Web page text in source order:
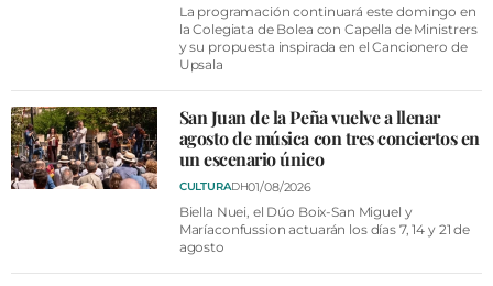
La programación continuará este domingo en
la Colegiata de Bolea con Capella de Ministrers
y su propuesta inspirada en el Cancionero de
Upsala
San Juan de la Peña vuelve a llenar
agosto de música con tres conciertos en
un escenario único
CULTURADH01/08/2026
Biella Nuei, el Dúo Boix-San Miguel y
Maríaconfussion actuarán los días 7, 14 y 21 de
agosto